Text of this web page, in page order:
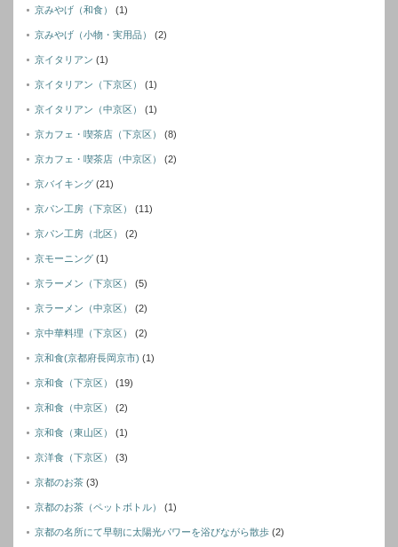
京みやげ（和食） (1)
京みやげ（小物・実用品） (2)
京イタリアン (1)
京イタリアン（下京区） (1)
京イタリアン（中京区） (1)
京カフェ・喫茶店（下京区） (8)
京カフェ・喫茶店（中京区） (2)
京バイキング (21)
京パン工房（下京区） (11)
京パン工房（北区） (2)
京モーニング (1)
京ラーメン（下京区） (5)
京ラーメン（中京区） (2)
京中華料理（下京区） (2)
京和食(京都府長岡京市) (1)
京和食（下京区） (19)
京和食（中京区） (2)
京和食（東山区） (1)
京洋食（下京区） (3)
京都のお茶 (3)
京都のお茶（ペットボトル） (1)
京都の名所にて早朝に太陽光パワーを浴びながら散歩 (2)